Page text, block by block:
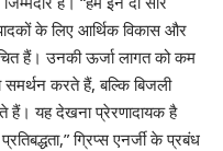
के लिए आर्थिक विकास और
हैं। उनकी ऊर्जा लागत को कम
करते हैं, बल्कि बिजली
हैं। यह देखना प्रेरणादायक है
ग्रिप्स एनर्जी के प्रबंध